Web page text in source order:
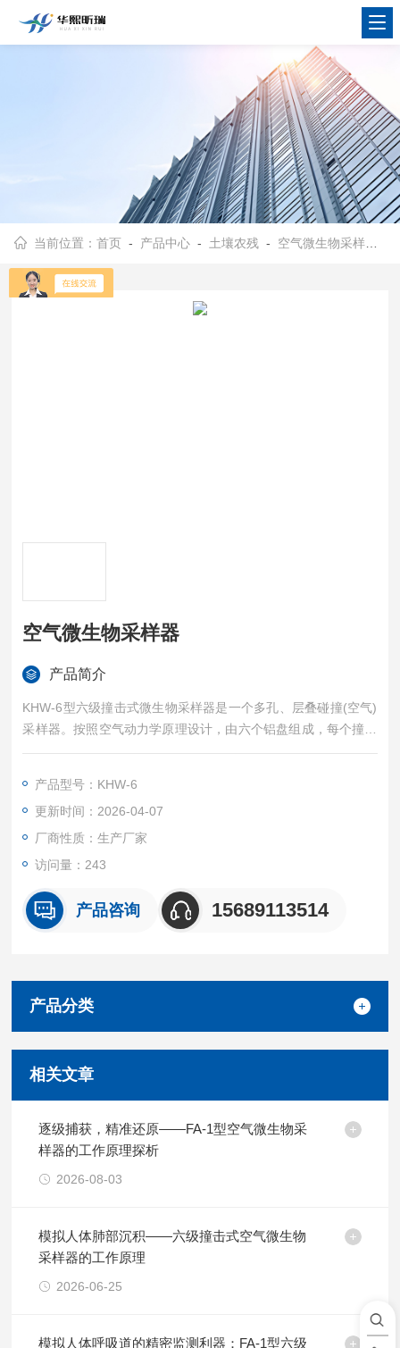
当前位置：首页 - 产品中心 - 土壤农残 - 空气微生物采样器
空气微生物采样器
产品简介
KHW-6型六级撞击式微生物采样器是一个多孔、层叠碰撞(空气)
采样器。按照空气动力学原理设计，由六个铝盘组成，每个撞击
盘具有直径和数量经过严格涉及的加速喷射小孔。该采样器可以
状或密度。采样器的每级中可放置一个装有琼脂培养基的培养
皿，用于收集采样空气中的微生物粒子，微生物粒子会随气流的
撞击留在培养基上。空气微生物采样器
产品型号：KHW-6
更新时间：2026-04-07
厂商性质：生产厂家
访问量：243
产品咨询 15689113514
产品分类
相关文章
逐级捕获，精准还原——FA-1型空气微生物采
样器的工作原理探析
2026-08-03
模拟人体肺部沉积——六级撞击式空气微生物
采样器的工作原理
2026-06-25
模拟人体呼吸道的精密监测利器：FA-1型六级